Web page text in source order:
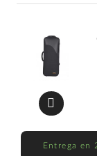
Entrega en